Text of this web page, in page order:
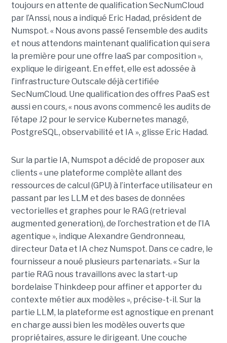
toujours en attente de qualification SecNumCloud
par l’Anssi, nous a indiqué Eric Hadad, président de
Numspot. « Nous avons passé l’ensemble des audits
et nous attendons maintenant qualification qui sera
la première pour une offre IaaS par composition »,
explique le dirigeant. En effet, elle est adossée à
l’infrastructure Outscale déjà certifiée
SecNumCloud. Une qualification des offres PaaS est
aussi en cours, « nous avons commencé les audits de
l’étape J2 pour le service Kubernetes managé,
PostgreSQL, observabilité et IA », glisse Eric Hadad.
Sur la partie IA, Numspot a décidé de proposer aux
clients « une plateforme complète allant des
ressources de calcul (GPU) à l’interface utilisateur en
passant par les LLM et des bases de données
vectorielles et graphes pour le RAG (retrieval
augmented generation), de l’orchestration et de l’IA
agentique », indique Alexandre Gendronneau,
directeur Data et IA chez Numspot. Dans ce cadre, le
fournisseur a noué plusieurs partenariats. « Sur la
partie RAG nous travaillons avec la start-up
bordelaise Thinkdeep pour affiner et apporter du
contexte métier aux modèles », précise-t-il. Sur la
partie LLM, la plateforme est agnostique en prenant
en charge aussi bien les modèles ouverts que
propriétaires, assure le dirigeant. Une couche